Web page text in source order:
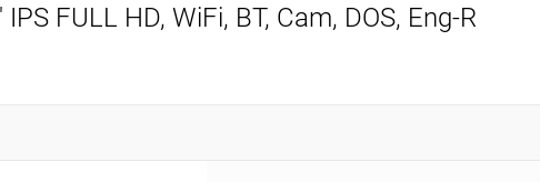
FULL HD, WiFi, BT, Cam, DOS, Eng-R